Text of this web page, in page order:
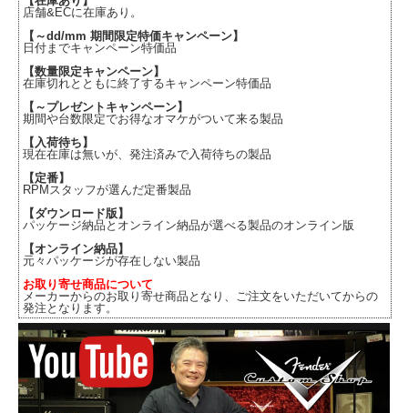
店舗&ECに在庫あり。
【～dd/mm 期間限定特価キャンペーン】
日付までキャンペーン特価品
【数量限定キャンペーン】
在庫切れとともに終了するキャンペーン特価品
【～プレゼントキャンペーン】
期間や台数限定でお得なオマケがついて来る製品
【入荷待ち】
現在在庫は無いが、発注済みで入荷待ちの製品
【定番】
RPMスタッフが選んだ定番製品
【ダウンロード版】
パッケージ納品とオンライン納品が選べる製品のオンライン版
【オンライン納品】
元々パッケージが存在しない製品
お取り寄せ商品について
メーカーからのお取り寄せ商品となり、ご注文をいただいてからの
発注となります。